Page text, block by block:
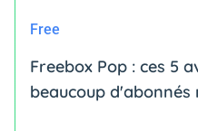
Free
Freebox Pop : ces 5
beaucoup